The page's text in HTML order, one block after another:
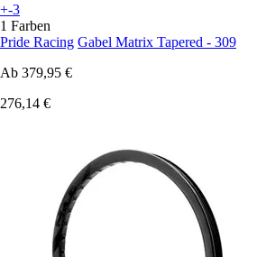
+-3
1 Farben
Pride Racing Gabel Matrix Tapered - 309
Ab 379,95 €
276,14 €